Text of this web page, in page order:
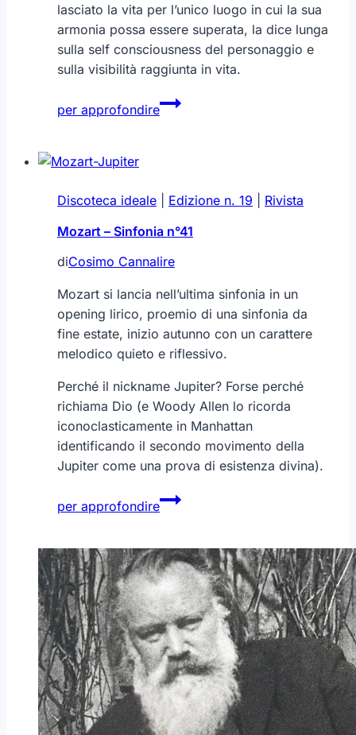
lasciato la vita per l’unico luogo in cui la sua
armonia possa essere superata, la dice lunga
sulla self consciousness del personaggio e
sulla visibilità raggiunta in vita.
per approfondire
Purcell
–
Discoteca ideale
Edizione n. 19
Rivista
Mozart – Sinfonia n°41
diCosimo Cannalire
Mozart si lancia nell’ultima sinfonia in un
opening lirico, proemio di una sinfonia da
fine estate, inizio autunno con un carattere
melodico quieto e riflessivo.
Perché il nickname Jupiter? Forse perché
richiama Dio (e Woody Allen lo ricorda
iconoclasticamente in Manhattan
identificando il secondo movimento della
Jupiter come una prova di esistenza divina).
per approfondire
Mozart
–
n°41